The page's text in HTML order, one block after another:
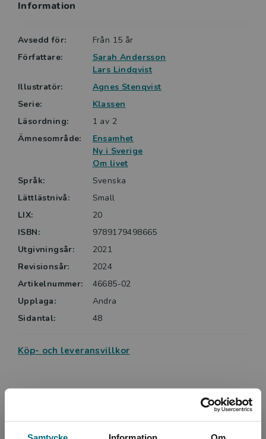
Information
Avsedd för:
Från 15 år
Författare:
Sarah Andersson
Lars Lindqvist
Illustratör:
Agnes Stenqvist
Serie:
Klassen
Läsordning:
1 av 2
Ämnesområde:
Ensamhet
Ny i Sverige
Om livet
Språk:
Svenska
Lättlästnivå:
Small
LIX:
20
ISBN:
9789179498665
Utgivningsår:
2021
Revisionsår:
2024
Artikelnummer:
46685-02
Upplaga:
Andra
Sidantal:
48
Köp- och leveransvillkor